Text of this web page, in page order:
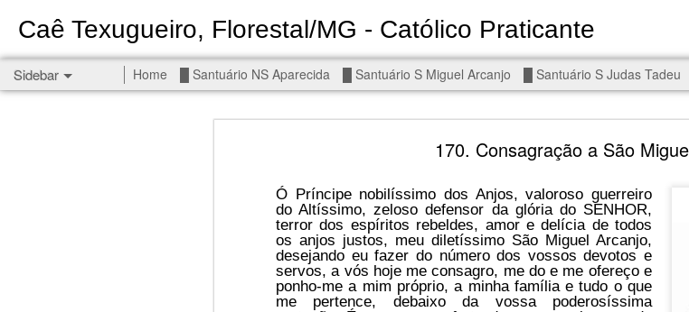
170. Consagração a São
Ó Príncipe nobilíssimo dos Anjos, valoroso guerreiro
do Altíssimo, zeloso defensor da glória do SENHOR,
terror dos espíritos rebeldes, amor e delícia de todos
os anjos justos, meu diletíssimo São Miguel Arcanjo,
desejando eufazer do número dos vossos devotos e
servos, a vós hoje me consagro, me do e me ofereço e
ponho-me a mim próprio, a minha família e tudo o que
me pertence, debaixo da vossa poderosíssima
Caê Texugueiro, Florestal/MG - Católico Praticante
Sidebar Home █ Santuário NS Aparecida █ Santuário S Miguel Arcanjo █ Santuário S Judas Tadeu
Permanent End To The Wars - Gaza, Iran and
Get real!The butcher has been fooling you. He
seems you are in the same boat. A new guy is
You started it, you end it.